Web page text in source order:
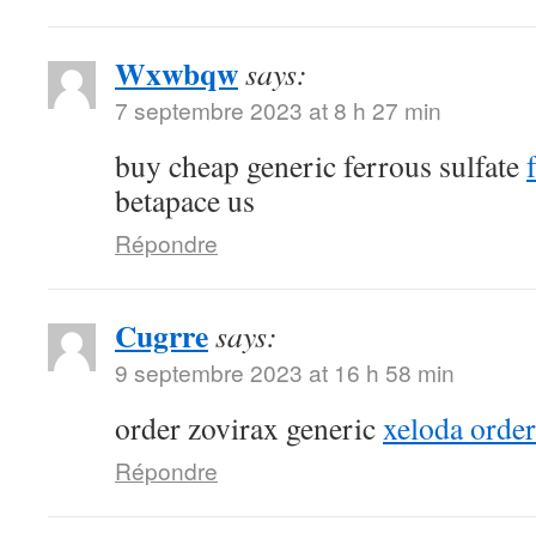
Wxwbqwsays:
7 septembre 2023 at 8 h 27 min
buy cheap generic ferrous sulfate
betapace us
Répondre
Cugrresays:
9 septembre 2023 at 16 h 58 min
order zovirax genericxeloda
Répondre